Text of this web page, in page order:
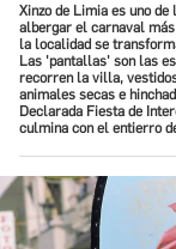
Xinzo de Limia es uno
albergar el carnaval
la localidad se
Las 'pantallas' son las
recorren la villa,
animales secas e
Declarada Fiesta de
culmina con el entierro